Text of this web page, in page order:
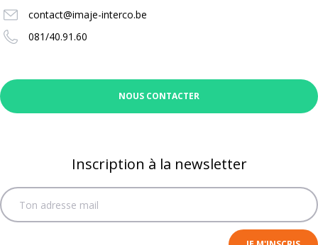
contact@imaje-interco.be
081/40.91.60
NOUS CONTACTER
Inscription à la newsletter